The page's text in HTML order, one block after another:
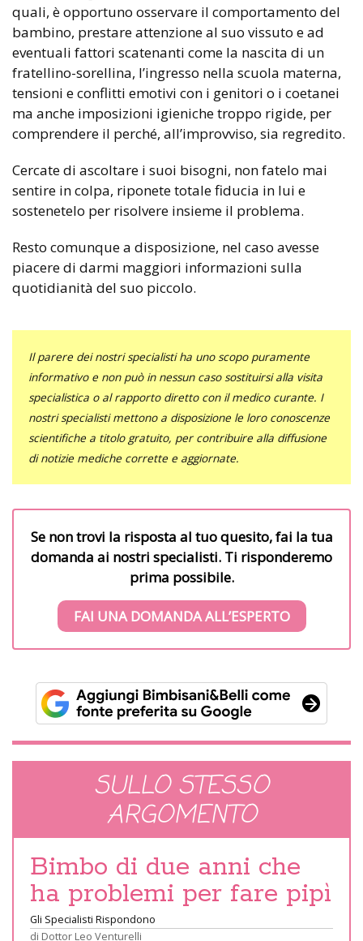
quali, è opportuno osservare il comportamento del
bambino, prestare attenzione al suo vissuto e ad
eventuali fattori scatenanti come la nascita di un
fratellino-sorellina, l’ingresso nella scuola materna,
tensioni e conflitti emotivi con i genitori o i coetanei
ma anche imposizioni igieniche troppo rigide, per
comprendere il perché, all’improvviso, sia regredito.
Cercate di ascoltare i suoi bisogni, non fatelo mai
sentire in colpa, riponete totale fiducia in lui e
sostenetelo per risolvere insieme il problema.
Resto comunque a disposizione, nel caso avesse
piacere di darmi maggiori informazioni sulla
quotidianità del suo piccolo.
Il parere dei nostri specialisti ha uno scopo puramente
informativo e non può in nessun caso sostituirsi alla visita
specialistica o al rapporto diretto con il medico curante. I
nostri specialisti mettono a disposizione le loro conoscenze
scientifiche a titolo gratuito, per contribuire alla diffusione
di notizie mediche corrette e aggiornate.
Se non trovi la risposta al tuo quesito, fai la tua
domanda ai nostri specialisti. Ti risponderemo
prima possibile.
FAI UNA DOMANDA ALL’ESPERTO
SULLO STESSO
ARGOMENTO
Bimbo di due anni che
ha problemi per fare pipì
Gli Specialisti Rispondono
di Dottor Leo Venturelli